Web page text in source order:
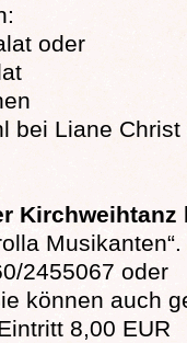
oder
bei Liane
Kirchweihtanz
2455067 oder
können auch
8,00 EUR